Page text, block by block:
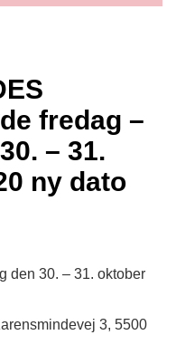
fredag –
– 31.
ny dato
den 30. – 31. oktober
3, 5500